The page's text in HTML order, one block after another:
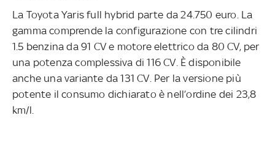
La Toyota Yaris full hybrid parte da 24.750 euro. La
gamma comprende la configurazione con tre cilindri
1.5 benzina da 91 CV e motore elettrico da 80 CV, per
una potenza complessiva di 116 CV. È disponibile
anche una variante da 131 CV. Per la versione più
potente il consumo dichiarato è nell’ordine dei 23,8
km/l.